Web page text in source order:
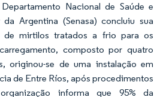
Nacional de Saúde e
Argentina (Senasa) concluiu sua
de mirtilos tratados a frio para os
composto por quatro
originou-se de uma instalação em
de Entre Ríos, após procedimentos
informa que 95% da